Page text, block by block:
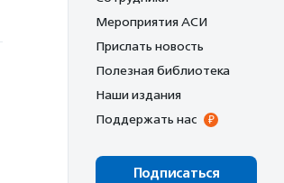
Мероприятия АСИ
Прислать новость
Полезная библиотека
Наши издания
Поддержать нас
Подписаться